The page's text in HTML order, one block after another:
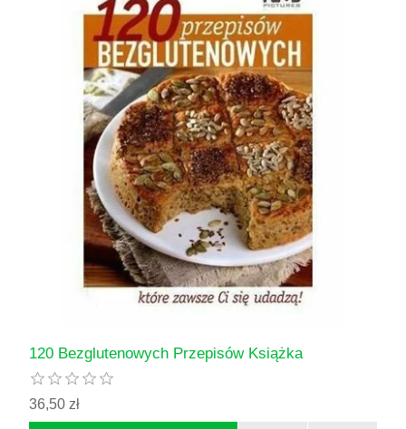
120 Bezglutenowych Przepisów Książka
36,50 zł